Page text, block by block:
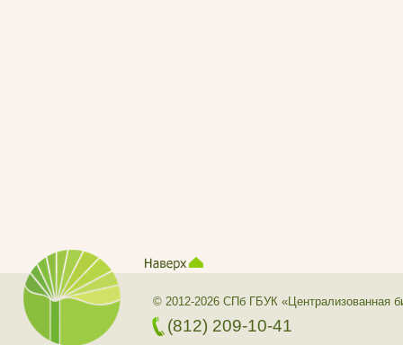
© 2012-2026 СПб ГБУК «Централизованная
(812) 209-10-41